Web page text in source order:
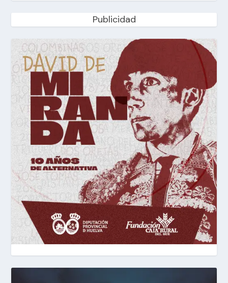
Publicidad